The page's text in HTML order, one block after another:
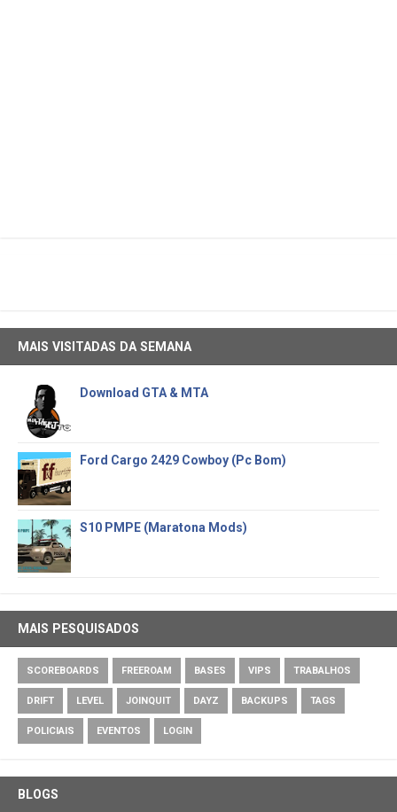
MAIS VISITADAS DA SEMANA
Download GTA & MTA
Ford Cargo 2429 Cowboy (Pc Bom)
S10 PMPE (Maratona Mods)
MAIS PESQUISADOS
SCOREBOARDS FREEROAM BASES VIPS TRABALHOS
DRIFT LEVEL JOINQUIT DAYZ BACKUPS TAGS
POLICIAIS EVENTOS LOGIN
BLOGS